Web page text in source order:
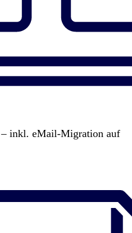
– inkl. eMail-Migration auf